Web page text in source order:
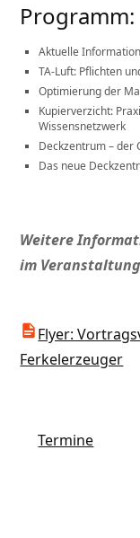
Programm:
Aktuelle
TA-Luft: Pflichten
Optimierung der
Kupierverzicht:
Wissensnetzwerk
Deckzentrum – der
Das neue
Weitere
im
Flyer:
Ferkelerzeuger
Termine